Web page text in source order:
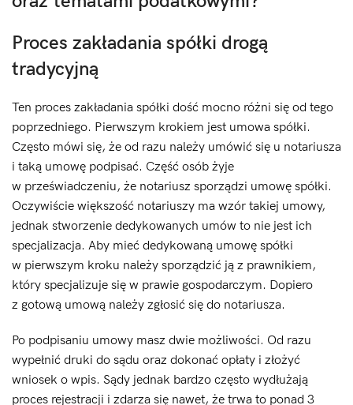
Proces zakładania spółki drogą
tradycyjną
Ten proces zakładania spółki dość mocno różni się od tego
poprzedniego. Pierwszym krokiem jest umowa spółki.
Często mówi się, że od razu należy umówić się u notariusza
i taką umowę podpisać. Część osób żyje
w przeświadczeniu, że notariusz sporządzi umowę spółki.
Oczywiście większość notariuszy ma wzór takiej umowy,
jednak stworzenie dedykowanych umów to nie jest ich
specjalizacja. Aby mieć dedykowaną umowę spółki
w pierwszym kroku należy sporządzić ją z prawnikiem,
który specjalizuje się w prawie gospodarczym. Dopiero
z gotową umową należy zgłosić się do notariusza.
Po podpisaniu umowy masz dwie możliwości. Od razu
wypełnić druki do sądu oraz dokonać opłaty i złożyć
wniosek o wpis. Sądy jednak bardzo często wydłużają
proces rejestracji i zdarza się nawet, że trwa to ponad 3